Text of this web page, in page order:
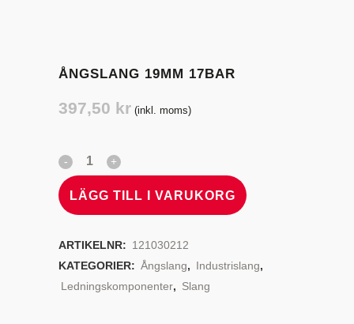
ÅNGSLANG 19MM 17BAR
397,50 kr (inkl. moms)
LÄGG TILL I VARUKORG
ARTIKELNR: 121030212
KATEGORIER: Ångslang, Industrislang,
Ledningskomponenter, Slang